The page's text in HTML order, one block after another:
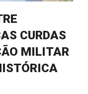
CURDAS
MILITAR